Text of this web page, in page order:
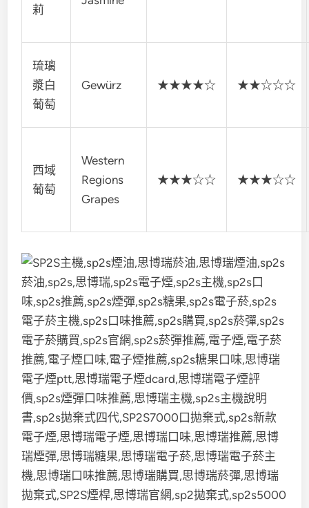
莉
琉璃
漿白
葡萄
Gewürz ★★★★☆ ★★☆☆☆
西域
葡萄
Western
Regions
Grapes
★★★☆☆ ★★★☆☆